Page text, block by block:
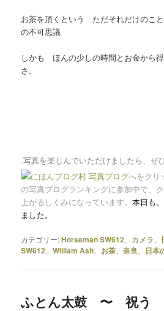
お茶を頂くという ただそれだけのこ
の不可思議
しかも ほんの少しの時間とお金から
さ。
.写真を楽しんでいただけましたら、ぜ
をクリ
の写真ブログランキングに参加中で、
上がるしくみになっています。本日も、
ました。
カテゴリー:Horseman SW612 カメラ
SW612 、William Ash お茶 、奈良 日本
ふとん太鼓 〜 祝う